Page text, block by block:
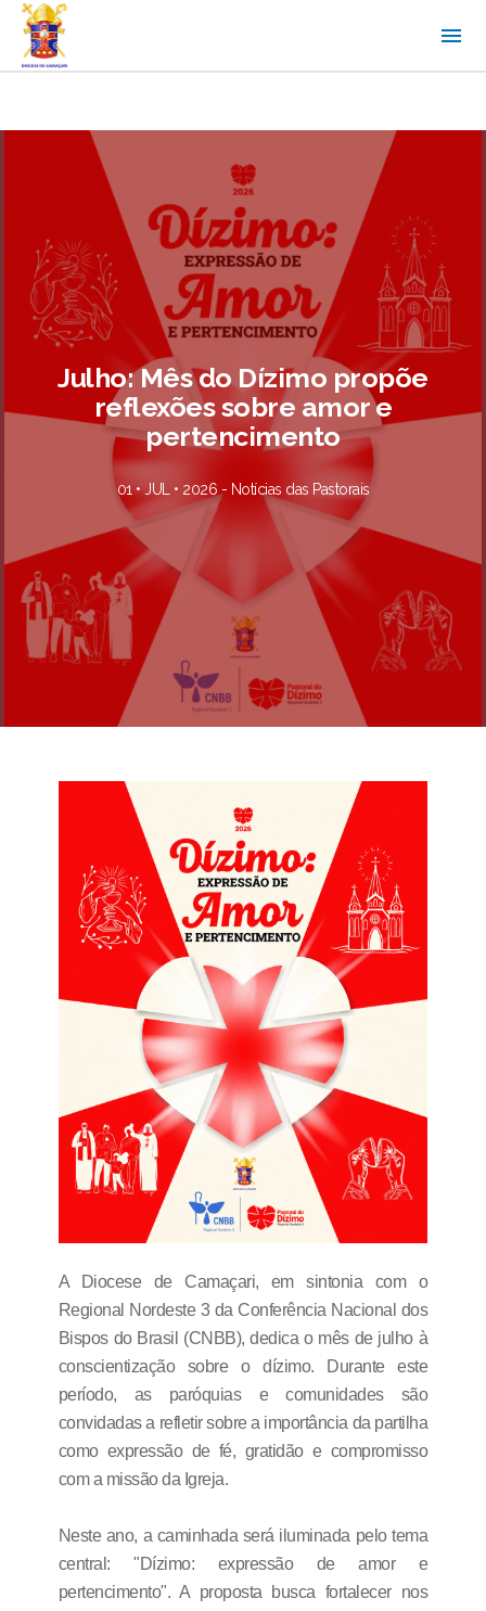
Julho: Mês do Dízimo propõe
reflexões sobre amor e
pertencimento
01 • JUL • 2026 - Notícias das Pastorais
A Diocese de Camaçari, em sintonia com o
Regional Nordeste 3 da Conferência Nacional dos
Bispos do Brasil (CNBB), dedica o mês de julho à
conscientização sobre o dízimo. Durante este
período, as paróquias e comunidades são
convidadas a refletir sobre a importância da partilha
como expressão de fé, gratidão e compromisso
com a missão da Igreja.
Neste ano, a caminhada será iluminada pelo tema
central: "Dízimo: expressão de amor e
pertencimento". A proposta busca fortalecer nos